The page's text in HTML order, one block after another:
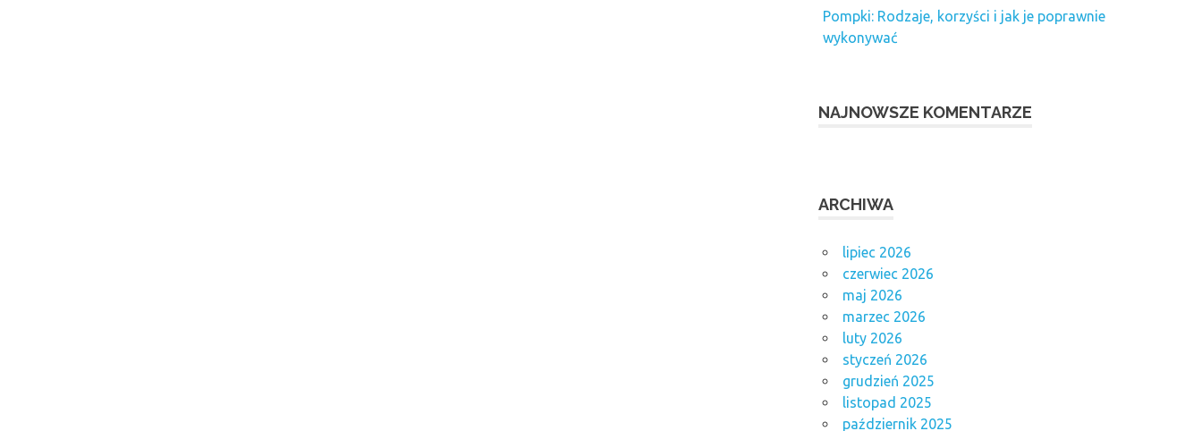
Pompki: Rodzaje, korzyści i jak je poprawnie
wykonywać
NAJNOWSZE KOMENTARZE
ARCHIWA
lipiec 2026
czerwiec 2026
maj 2026
marzec 2026
luty 2026
styczeń 2026
grudzień 2025
listopad 2025
październik 2025